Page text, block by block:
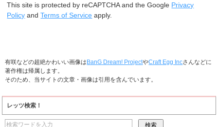
This site is protected by reCAPTCHA and the Google Privacy
Policy andTerms of Service apply.
有咲などの超絶かわいい画像はBanG Dream! ProjectやCraft Egg Incさんなどに
著作権は帰属します。
そのため、当サイトの文章・画像は引用を含んでいます。
レッツ検索！